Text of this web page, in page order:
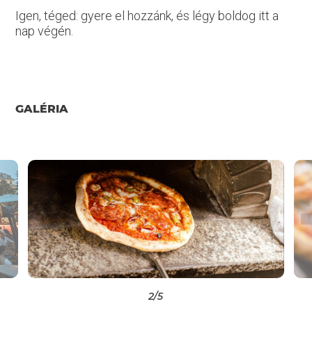
Igen, téged: gyere el hozzánk, és légy boldog itt a
nap végén.
GALÉRIA
2/5